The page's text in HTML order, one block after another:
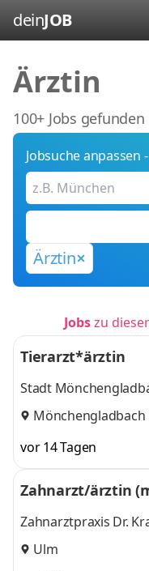
deinJOB
Ärztin
100+ Jobs gefunden
Jobsuche anpassen
Ärztin
Jobszu
Tierarzt*ärztin
Stadt
Mönchengladbach
vor 14 Tagen
Zahnarzt/ärztin
Zahnarztpraxis Dr.
Ulm